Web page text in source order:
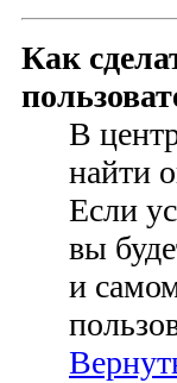
Как
В
найти
Если
вы
и